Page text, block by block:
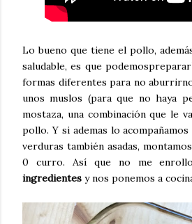
Lo bueno que tiene el pollo,
saludable, es que
formas diferentes para no
unos muslos (para que no haya
mostaza, una combinación que le
pollo. Y si ademas lo
verduras también asadas,
0 curro. Así que no me
ingredientes y nos ponemos a